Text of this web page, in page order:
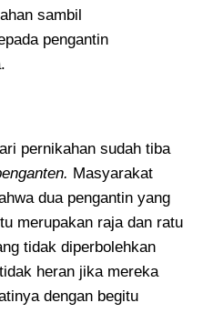
sambil
pengantin
pernikahan sudah tiba
Masyarakat
dua pengantin yang
merupakan raja dan ratu
tidak diperbolehkan
heran jika mereka
dengan begitu